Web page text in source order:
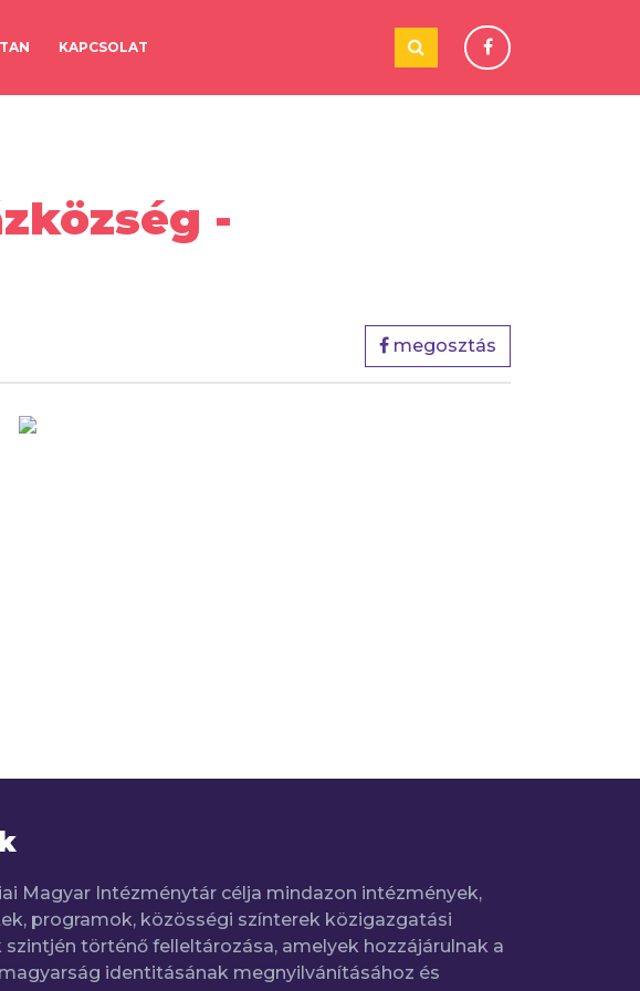
KAPCSOLAT
-
megosztás
Magyar Intézménytár célja mindazon intézmények,
programok, közösségi színterek közigazgatási
szintjén történő felleltározása, amelyek hozzájárulnak a
identitásának megnyilvánításához és